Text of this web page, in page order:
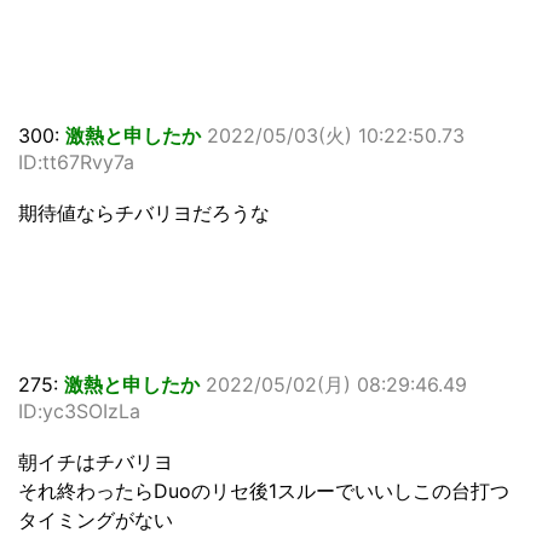
300: 激熱と申したか 2022/05/03(火) 10:22:50.73
ID:tt67Rvy7a
期待値ならチバリヨだろうな
275: 激熱と申したか 2022/05/02(月) 08:29:46.49
ID:yc3SOIzLa
朝イチはチバリヨ
それ終わったらDuoのリセ後1スルーでいいしこの台打つ
タイミングがない